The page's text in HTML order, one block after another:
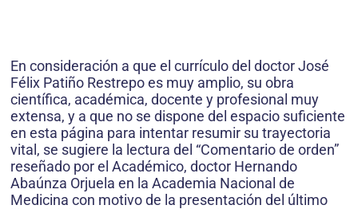
En consideración a que el currículo del doctor José
Félix Patiño Restrepo es muy amplio, su obra
científica, académica, docente y profesional muy
extensa, y a que no se dispone del espacio suficiente
en esta página para intentar resumir su trayectoria
vital, se sugiere la lectura del “Comentario de orden”
reseñado por el Académico, doctor Hernando
Abaúnza Orjuela en la Academia Nacional de
Medicina con motivo de la presentación del último